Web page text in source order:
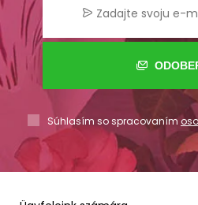
Súhlasím so spracovaním